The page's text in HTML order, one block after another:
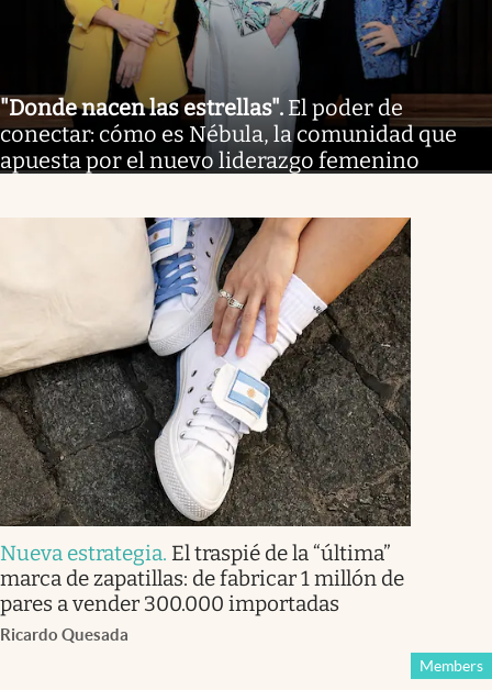
"Donde nacen las estrellas". El poder de
conectar: cómo es Nébula, la comunidad que
apuesta por el nuevo liderazgo femenino
Nueva estrategia. El traspié de la “última”
marca de zapatillas: de fabricar 1 millón de
pares a vender 300.000 importadas
Ricardo Quesada
Members